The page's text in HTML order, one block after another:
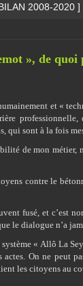
2008-2020 ]
», de quoi
et «
professionnelle,
qui sont à la fois
de mon
contre le
fusé, et c’est
le dialogue n’a
« Allô La
On ne peut
les citoyens au